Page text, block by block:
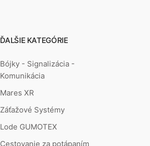
ĎALŠIE KATEGÓRIE
Bójky - Signalizácia -
Komunikácia
Mares XR
Záťažové Systémy
Lode GUMOTEX
Cestovanie za potápaním